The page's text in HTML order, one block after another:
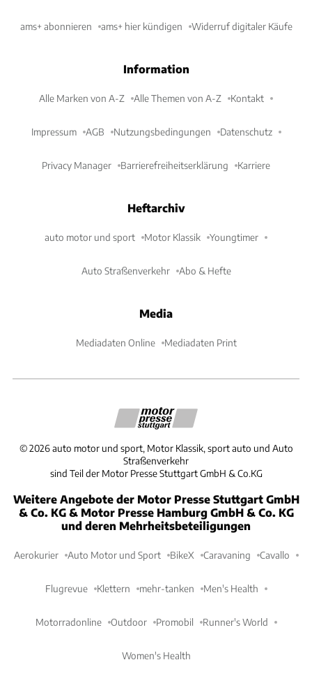
ams+ abonnieren ams+ hier kündigen Widerruf digitaler Käufe
Information
Alle Marken von A-Z Alle Themen von A-Z Kontakt
Impressum AGB Nutzungsbedingungen Datenschutz
Privacy Manager Barrierefreiheitserklärung Karriere
Heftarchiv
auto motor und sport Motor Klassik Youngtimer
Auto Straßenverkehr Abo & Hefte
Media
Mediadaten Online Mediadaten Print
©2026 auto motor und sport, Motor Klassik, sport auto und Auto
Straßenverkehr
sind Teil der Motor Presse Stuttgart GmbH & Co.KG
Weitere Angebote der Motor Presse Stuttgart GmbH
& Co. KG & Motor Presse Hamburg GmbH & Co. KG
und deren Mehrheitsbeteiligungen
Aerokurier Auto Motor und Sport BikeX Caravaning Cavallo
Flugrevue Klettern mehr-tanken Men's Health
Motorradonline Outdoor Promobil Runner's World
Women's Health